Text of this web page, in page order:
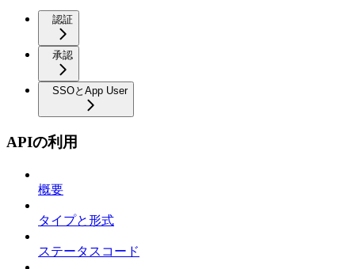
認証
承認
SSOとApp User
APIの利用
概要
タイプと形式
ステータスコード